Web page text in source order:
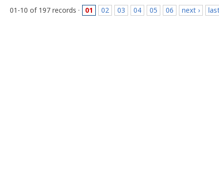
01-10 of 197 records · 01 02 03 04 05 06 next ›